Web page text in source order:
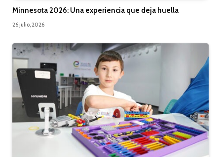
Minnesota 2026: Una experiencia que deja huella
26 julio, 2026